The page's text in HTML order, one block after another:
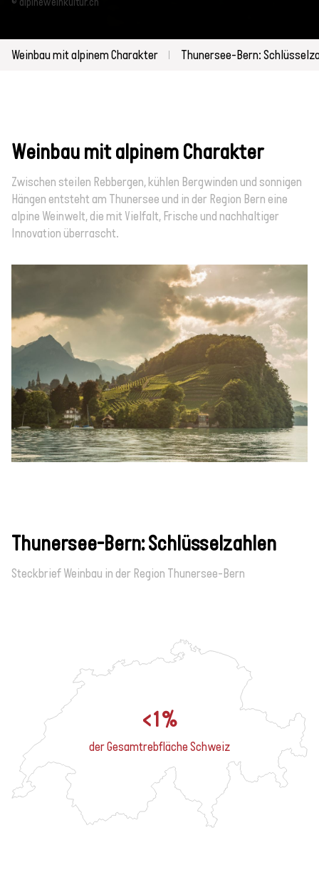
Weinbau mit alpinem Charakter Thunersee-Bern:
Weinbau mit alpinem Charakter
Zwischen steilen Rebbergen, kühlen Bergwinden und sonnigen
Hängen entsteht am Thunersee und in der Region Bern eine
alpine Weinwelt, die mit Vielfalt, Frische und nachhaltiger
Innovation überrascht.
Thunersee-Bern: Schlüsselzahlen
Steckbrief Weinbau in der Region Thunersee-Bern
<1%
der Gesamtrebfläche Schweiz